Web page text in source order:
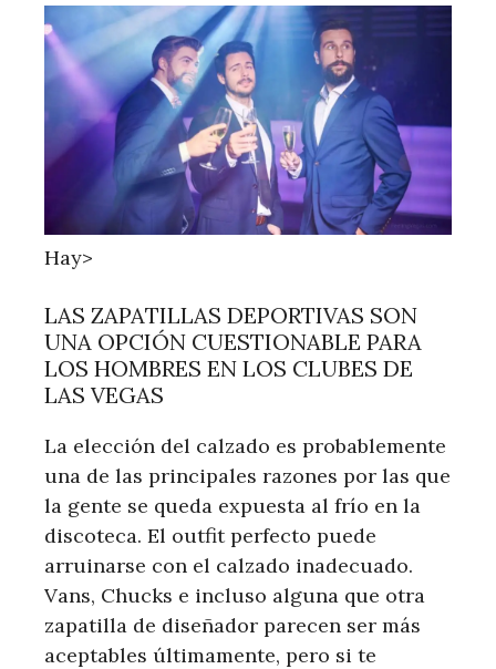
Hay>
LAS ZAPATILLAS DEPORTIVAS SON
UNA OPCIÓN CUESTIONABLE PARA
LOS HOMBRES EN LOS CLUBES DE
LAS VEGAS
La elección del calzado es probablemente
una de las principales razones por las que
la gente se queda expuesta al frío en la
discoteca. El outfit perfecto puede
arruinarse con el calzado inadecuado.
Vans, Chucks e incluso alguna que otra
zapatilla de diseñador parecen ser más
aceptables últimamente, pero si te